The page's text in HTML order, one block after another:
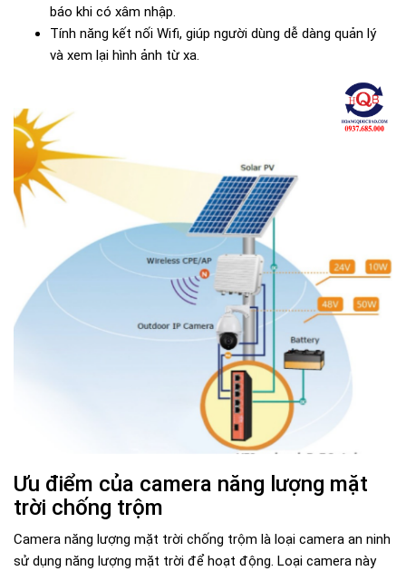
báo khi có xâm nhập.
Tính năng kết nối Wifi, giúp người dùng dễ dàng quản lý
và xem lại hình ảnh từ xa.
Ưu điểm của camera năng lượng mặt
trời chống trộm
Camera năng lượng mặt trời chống trộm là loại camera an ninh
sử dụng năng lượng mặt trời để hoạt động. Loại camera này